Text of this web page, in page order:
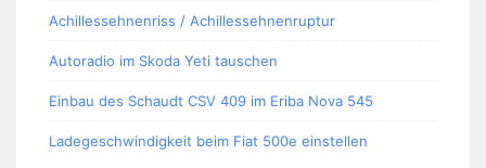
Achillessehnenriss / Achillessehnenruptur
Autoradio im Skoda Yeti tauschen
Einbau des Schaudt CSV 409 im Eriba Nova 545
Ladegeschwindigkeit beim Fiat 500e einstellen